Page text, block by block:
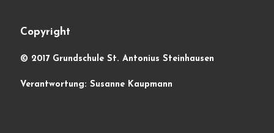
Copyright
© 2017 Grundschule St. Antonius Steinhausen
Verantwortung: Susanne Kaupmann